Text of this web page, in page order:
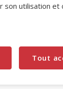
aux autres
son utilisation et
Tout